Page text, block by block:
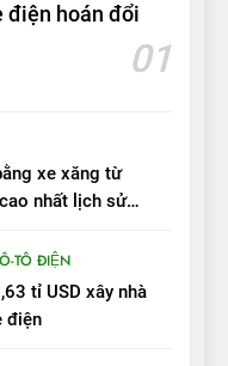
thủ?
VF8
có gì để cạnh
xe xăng cùng
điện hoán đổi
01
xe xăng từ
nhất lịch sử
TÔ ĐIỆN
tỉ USD xây nhà
điện